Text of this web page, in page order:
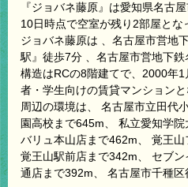
『ジョバネ藤原』は愛知県名古
10日時点で空室が残り2部屋とな
ジョバネ藤原は 、名古屋市営地
駅』徒歩7分 、名古屋市営地下
構造はRCの8階建てで、2000年
者・学生向けの賃貸マンションと
周辺の環境は、 名古屋市立田代
園高校まで645m、 私立愛知学
バリュ本山店まで462m、 覚王
覚王山駅前店まで342m、 セブ
通店まで392m、 名古屋市千種区